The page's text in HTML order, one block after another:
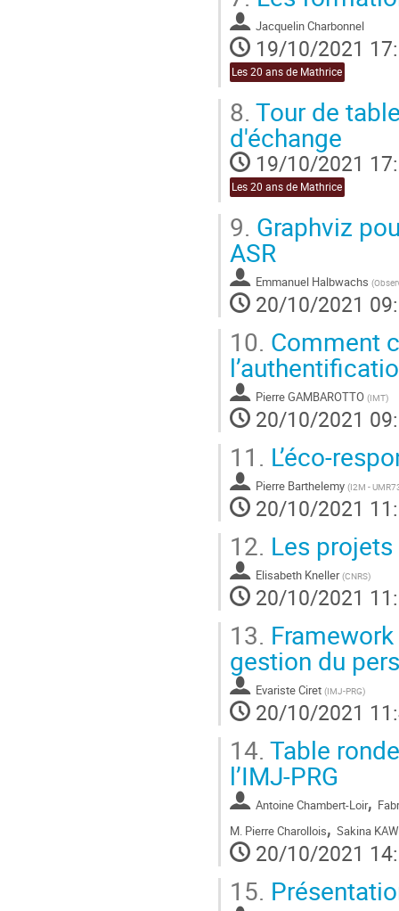
contribution
Jacquelin Charbonnel
19/10/2021
Les 20 ans de Mathrice
8. Tour de
d'échange
19/10/2021
Les 20 ans de Mathrice
9. Graphviz
ASR
Emmanuel Halbwachs (
20/10/2021
10. Comment
Pierre GAMBAROTTO (IMT)
20/10/2021
11. L’éco-
Pierre Barthelemy (I2M -
20/10/2021
12. Les
Elisabeth Kneller (CNRS)
20/10/2021
13.
gestion du
Evariste Ciret (IMJ-PRG)
20/10/2021
14. Table
l’IMJ-PRG
Antoine Chambert-Loir,
M. Pierre Charollois, Sakina
20/10/2021
15.